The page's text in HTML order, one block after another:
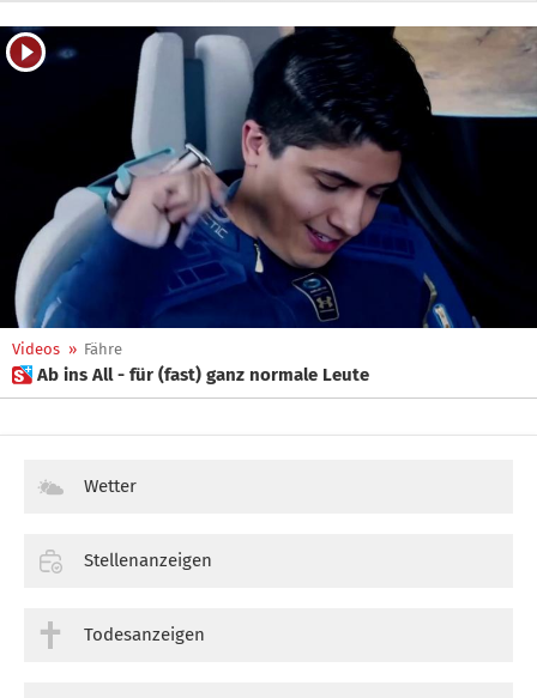
Videos » Fähre
 Ab ins All - für (fast) ganz normale Leute
Wetter
Stellenanzeigen
Todesanzeigen